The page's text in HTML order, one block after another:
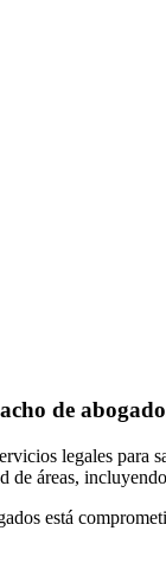
de
legales para
de áreas,
está